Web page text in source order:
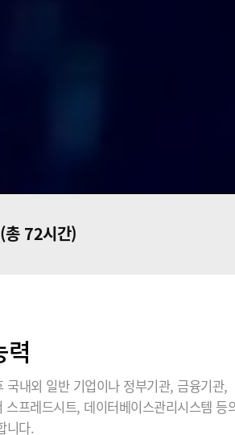
(총 72시간)
내외 일반 기업이나 정부기관, 금융기관,
프레드시트, 데이터베이스관리시스템 등
니다.